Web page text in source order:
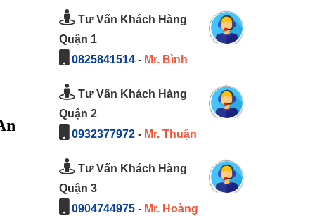
Tư Vấn Khách Hàng
Quận 1
0825841514- Mr. Bình
Tư Vấn Khách Hàng
Quận 2
0932377972- Mr. Thuận
Tư Vấn Khách Hàng
Quận 3
0904744975- Mr. Hoàng